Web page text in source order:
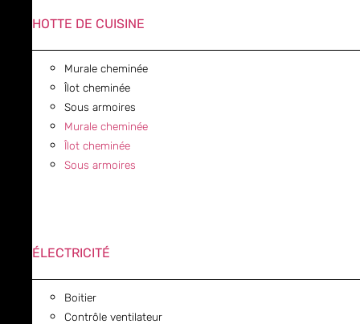
HOTTE DE CUISINE
Murale cheminée
Îlot cheminée
Sous armoires
Murale cheminée
Îlot cheminée
Sous armoires
ÉLECTRICITÉ
Boitier
Contrôle ventilateur